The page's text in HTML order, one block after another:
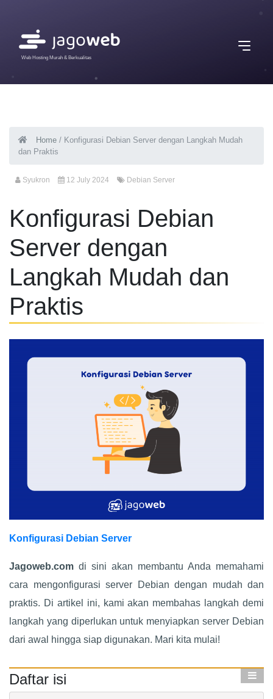
Web Hosting Murah & Berkualitas
Home / Konfigurasi Debian Server dengan Langkah Mudah
dan Praktis
Syukron 12 July 2024 Debian Server
Konfigurasi Debian
Server dengan
Langkah Mudah dan
Praktis
Konfigurasi Debian Server
Jagoweb.com di sini akan membantu Anda memahami
cara mengonfigurasi server Debian dengan mudah dan
praktis. Di artikel ini, kami akan membahas langkah demi
langkah yang diperlukan untuk menyiapkan server Debian
dari awal hingga siap digunakan. Mari kita mulai!
Daftar isi